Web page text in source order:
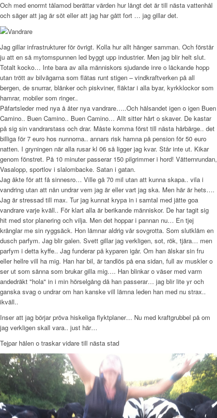
Och med enormt tålamod berättar värden hur långt det är till nästa vattenhål
och säger att jag är söt eller att jag har gått fort … jag gillar det.
Jag gillar infrastrukturer för övrigt. Kolla hur allt hänger samman. Och förstår
ju att en så mytomspunnen led byggt upp industrier. Men jag blir helt slut.
Totalt kocko… Inte bara av alla människors sjudande inre o läckande hopp
utan trött av bilvägarna som flätas runt stigen – vindkraftverken på all
bergen, de snurrar, blänker och piskviner, fläktar i alla byar, kyrkklockor som
hamrar, mobiler som ringer..
Påfartsleder med nya å åter nya vandrare…..Och hälsandet igen o igen Buen
Camino.. Buen Camino.. Buen Camino… Allt sitter hårt o skaver. De kastar
på sig sin vandrarstass och drar. Måste komma först till nästa härbärge.. det
billiga för 7 euro hos nunnorna.. annars risk hamna på pension för 50 euro
natten. I gryningen när alla rusar kl 06 så ligger jag kvar. Står inte ut. Kikar
genom fönstret. På 10 minuter passerar 150 pilgrimmer i hord! Vätternrundan,
Vasalopp, sportlov i slalombacke. Satan i gatan.
Jag åkte för att få sinnesro… Ville gå 70 mil utan att kunna skapa.. vila i
vandring utan att nån undrar vem jag är eller vart jag ska. Men här är hets….
Jag är stressad till max. Tur jag kunnat krypa in i samtal med jätte goa
vandrare varje kväll.. För klart alla är berikande människor. De har tagit sig
hit med stor planering och vilja. Men det hoppar i pannan nu… En tjej
krånglar me sin ryggsäck. Hon lämnar aldrig vår sovgrotta. Som slutkläm en
dusch parfym. Jag blir galen. Svett gillar jag verkligen, sot, rök, tjära… men
parfym i detta kyffe.. Jag funderar på kyparen igår. Om han älskar sin fru
eller hellre vill ha mig. Han har bil, är tandlös på ena sidan, full av muskler o
ser ut som sånna som brukar gilla mig…. Han blinkar o väser med varm
andedräkt "hola" in i min hörselgång då han passerar… jag blir lite yr och
ganska svag o undrar om han kanske vill lämna leden han med nu strax..
ikväll..
Inser att jag börjar pröva hiskeliga flyktplaner… Nu med kraftgrubbel på om
jag verkligen skall vara.. just här…
Tejpar hälen o traskar vidare till nästa stad